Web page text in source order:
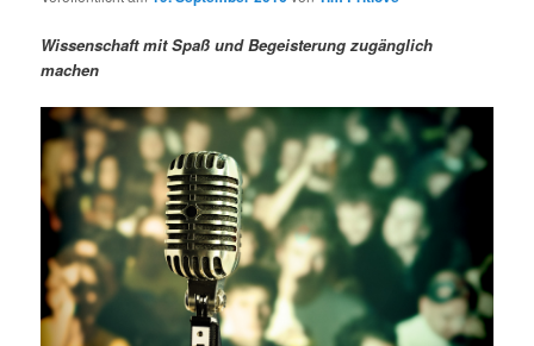
ä
r
e
I
n
n
d
ä
e
n
n
v
i
g
t
i
o
Wissenschaft mit Spaß und Begeisterung zugänglich
machen